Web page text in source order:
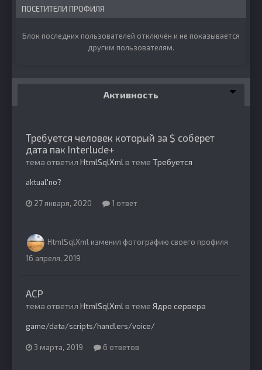
ПОСЕТИТЕЛИ ПРОФИЛЯ
Блок последних пользователей отключён и не показывается
другим пользователям.
Активность
Требуется человек который за $ соберет
дата пак Interlude+
тема ответил HtmlSqlXml в теме Требуется
aktual'no?
27 января, 2020 1 ответ
HtmlSqlXml изменил фотографию своего профиля
16 апреля, 2019
ACP
тема ответил HtmlSqlXml в теме Ядро сервера
game/data/scripts/handlers/voice/
3 марта, 2019 6 ответов